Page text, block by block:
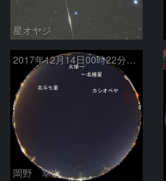
星オヤジ
2017年12月14日00時22分の火球
岡野 幸次